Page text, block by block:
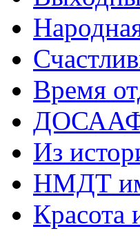
Время
Из
НМДТ
Красота